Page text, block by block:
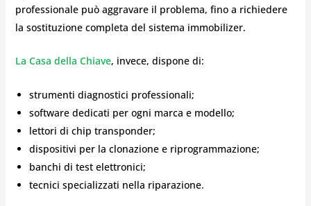
professionale può aggravare il problema, fino a richiedere
la sostituzione completa del sistema immobilizer.
La Casa della Chiave, invece, dispone di:
strumenti diagnostici professionali;
software dedicati per ogni marca e modello;
lettori di chip transponder;
dispositivi per la clonazione e riprogrammazione;
banchi di test elettronici;
tecnici specializzati nella riparazione.